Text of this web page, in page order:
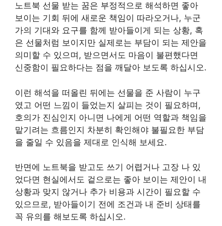
노트북 선물 받는 꿈은 부정적으로 해석하면 좋아
보이는 기회 뒤에 새로운 책임이 따라오거나, 누군
가의 기대와 요구를 함께 받아들이게 되는 상황, 혹
은 선물처럼 보이지만 실제로는 부담이 되는 제안을
의미할 수 있으며, 받으면서도 마음이 불편했다면
신중함이 필요하다는 점을 깨달아 보도록 하십시오.
이런 해석을 떠올린 뒤에는 선물을 준 사람이 누구
였고 어떤 느낌이 들었는지 살피는 것이 필요하며,
호의가 진심인지 아니면 나에게 어떤 역할과 책임을
맡기려는 흐름인지 차분히 확인해야 불필요한 부담
을 줄일 수 있음을 제대로 인식해 보세요.
반면에 노트북을 받고도 쓰기 어렵거나 고장 나 있
었다면 현실에서도 겉으로는 좋아 보이는 제안이 내
상황과 맞지 않거나 추가 비용과 시간이 필요할 수
있으므로, 받아들이기 전에 조건과 내 준비 상태를
꼭 유의를 해보도록 하십시오.